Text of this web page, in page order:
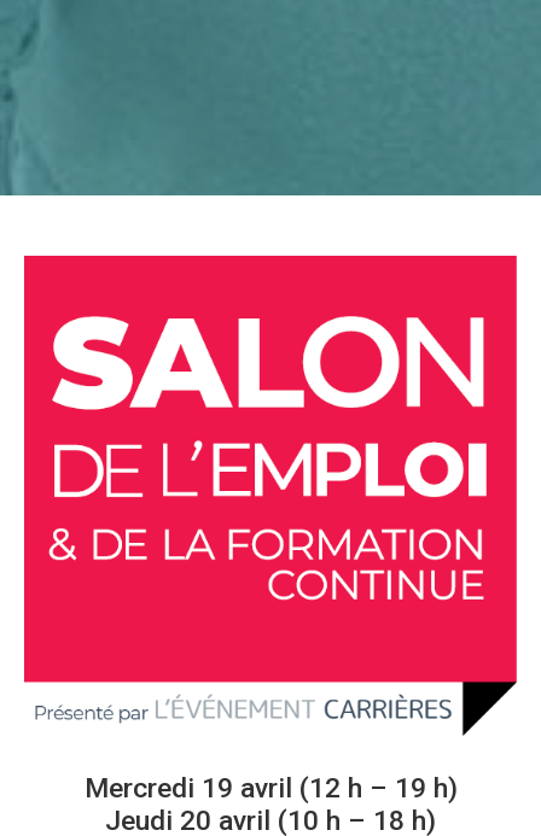
Mercredi 19 avril (12 h – 19 h)
Jeudi 20 avril (10 h – 18 h)